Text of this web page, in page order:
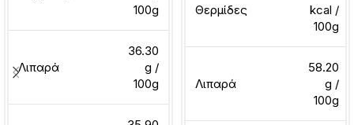
100g
Λιπαρά
36.30
g /
100g
Θερμίδες
kcal /
100g
Λιπαρά
58.20
g /
100g